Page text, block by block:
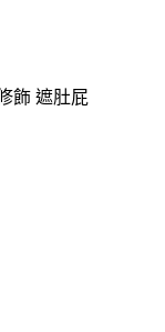
飾 遮肚屁